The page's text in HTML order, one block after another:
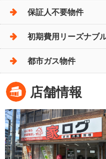
保証人不要物件
初期費用リーズナブ
都市ガス物件
店舗情報